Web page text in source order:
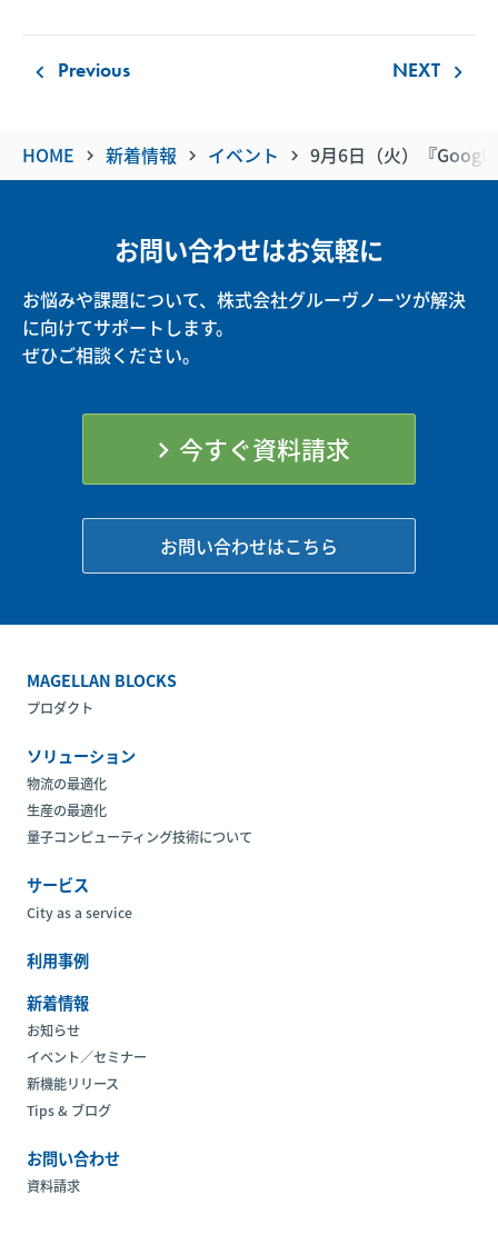
keyboard_arrow_left Previous NEXT keyboard_arrow_right
HOME keyboard_arrow_right 新着情報 keyboard_arrow_right イベント keyboard_arrow_right 9月6日（火）『
お問い合わせはお気軽に
お悩みや課題について、株式会社グルーヴノーツが解決
に向けてサポートします。
ぜひご相談ください。
chevron_right 今すぐ資料請求
お問い合わせはこちら
MAGELLAN BLOCKS
プロダクト
ソリューション
物流の最適化
生産の最適化
量子コンピューティング技術について
サービス
City as a service
利用事例
新着情報
お知らせ
イベント／セミナー
新機能リリース
Tips & ブログ
お問い合わせ
資料請求